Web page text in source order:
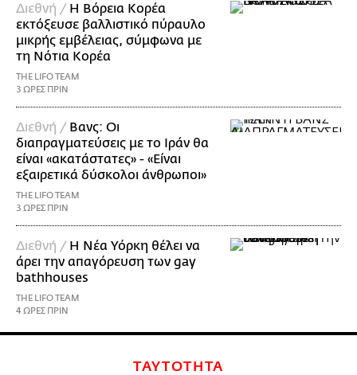
Διεθνή / Η Βόρεια Κορέα
εκτόξευσε βαλλιστικό πύραυλο
μικρής εμβέλειας, σύμφωνα με
τη Νότια Κορέα
THE LIFO TEAM
3 ΩΡΕΣ ΠΡΙΝ
Διεθνή / Βανς: Οι
διαπραγματεύσεις με το Ιράν θα
είναι «ακατάστατες» - «Είναι
εξαιρετικά δύσκολοι άνθρωποι»
THE LIFO TEAM
3 ΩΡΕΣ ΠΡΙΝ
Διεθνή / Η Νέα Υόρκη θέλει να
άρει την απαγόρευση των gay
bathhouses
THE LIFO TEAM
4 ΩΡΕΣ ΠΡΙΝ
ΤΑΥΤΟΤΗΤΑ